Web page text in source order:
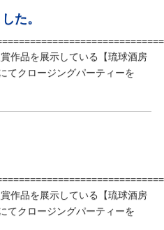
た。
作品を展示している【琉球酒房
てクロージングパーティーを
作品を展示している【琉球酒房
てクロージングパーティーを